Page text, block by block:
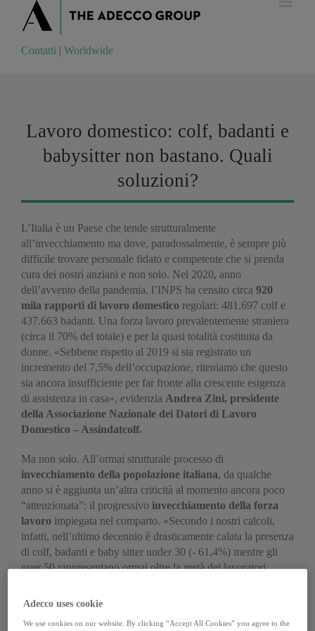
Contatti Worldwide
Contatti | Worldwide
Lavoro domestico: colf, badanti e
babysitter non bastano. Quali
soluzioni?
L’Italia è un Paese che tende strutturalmente
all’invecchiamento ma dove, paradossalmente, è sempre più
difficile trovare personale fidato e competente che si prenda
cura dei nostri anziani e non solo. Nel 2020, anno
dell’avvento della pandemia, l’INPS ha censito circa 920
mila rapporti di lavoro domestico regolari: 481.697 colf e
437.663 badanti. Una forza lavoro prevalentemente straniera
(circa il 70% del totale) e per la quasi totalità costituita da
donne. «Sebbene rispetto al 2019 si sia registrato un
incremento del 7,5% dell’occupazione, riteniamo che questo
sia ancora insufficiente per far fronte alla crescente esigenza
di assistenza in casa», evidenzia Andrea Zini, presidente
della Associazione Nazionale dei Datori di Lavoro
Domestico – Assindatcolf.
Ma non solo. All’ormai strutturale processo di
invecchiamento della popolazione italiana, da qualche
anno si è aggiunta un’altra criticità al momento ancora poco
“attenzionata”: il progressivo invecchiamento della forza
lavoro impiegata nel comparto. «Secondo i nostri calcoli,
infatti, nell’ultimo decennio è drasticamente calata la presenza
di colf, badanti e baby sitter under 30 (- 61,4%) mentre gli
over 50 rappresentano ormai oltre la metà dei lavoratori
cui 319mila stranieri) su un totale di 920mila. Questo
Adecco uses cookie
We use cookies on our website. By clicking “Accept All Cookies” you agree to the